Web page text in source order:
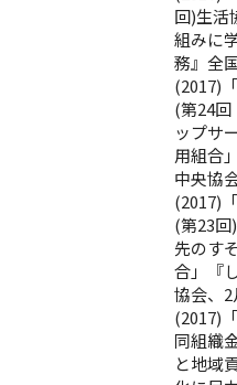
回)生活
組みに
務』全
(2017)
(第24回
ップサ
用組合
中央協
(2017)
(第23回
先のす
合」『
協会、
(2017)
同組織
と地域